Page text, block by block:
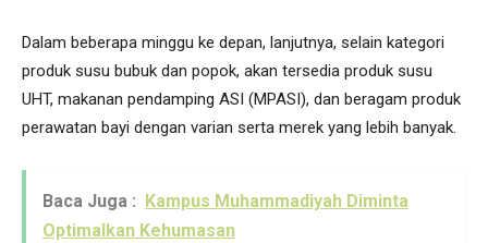
Dalam beberapa minggu ke depan, lanjutnya, selain kategori
produk susu bubuk dan popok, akan tersedia produk susu
UHT, makanan pendamping ASI (MPASI), dan beragam produk
perawatan bayi dengan varian serta merek yang lebih banyak.
Baca Juga :
Kampus Muhammadiyah Diminta
Optimalkan Kehumasan